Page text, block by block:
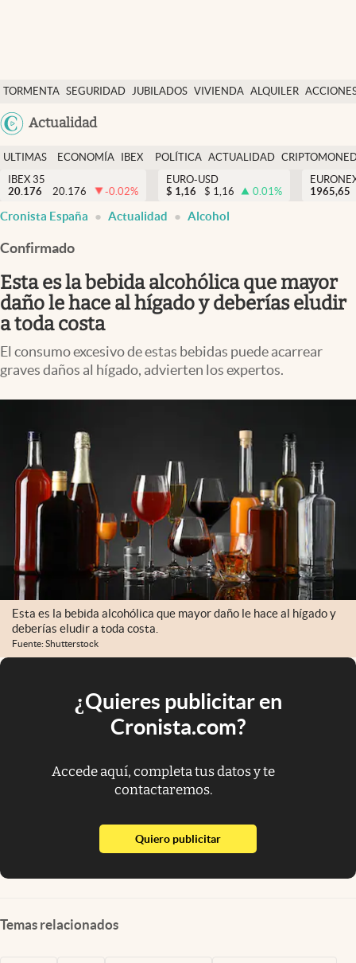
TORMENTA SEGURIDAD JUBILADOS VIVIENDA ALQUILER
USA
Actualidad
Economía y finanzas
Política
Actualidad
Criptomonedas
España
ULTIMAS
NOTICIAS
ECONOMÍA
FINANZAS
IBEX
EURO
POLÍTICA ACTUALIDAD
IBEX 35
20.176
20.176 -0.02%
EURO-USD
$ 1,16 $ 1,16 0.01%
1965,65
Cronista España Actualidad Alcohol
Confirmado
Esta es la bebida alcohólica que mayor
daño le hace al hígado y deberías eludir
a toda costa
El consumo excesivo de estas bebidas puede acarrear
graves daños al hígado, advierten los expertos.
Esta es la bebida alcohólica que mayor daño le hace al hígado y
deberías eludir a toda costa.
Fuente: Shutterstock
¿Quieres publicitar en
Cronista.com?
Accede aquí, completa tus datos y te
contactaremos.
Quiero publicitarabre en nueva pestaña
Temas relacionados